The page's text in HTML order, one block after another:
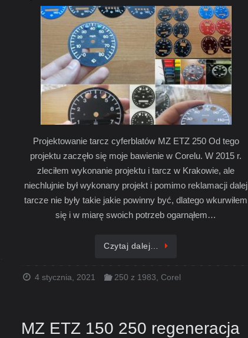
Projektowanie tarcz cyferblatów MZ ETZ 250 Od tego
projektu zaczęło się moje bawienie w Corelu. W 2015 r.
zleciłem wykonanie projektu i tarcz w Krakowie, ale
niechlujnie był wykonany projekt i pomimo reklamacji dalej
tarcze nie były takie jakie powinny być, dlatego wkurwiłem
się i w miarę swoich potrzeb ogarnąłem…
Czytaj dalej…
4 stycznia, 2021 250 z 1983 Corel
MZ ETZ 150 250 regeneracja